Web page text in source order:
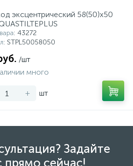
эксцентрический 58(50)x50
: 43272
: STPL50058050
/шт
много
+ шт
Задайте
прямо сейчас!